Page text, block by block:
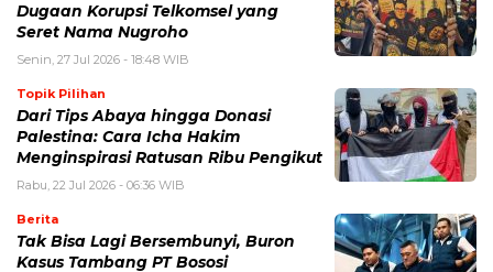
Dugaan Korupsi Telkomsel yang
Seret Nama Nugroho
Senin, 27 Jul 2026 - 18:48 WIB
Topik Pilihan
Dari Tips Abaya hingga Donasi
Palestina: Cara Icha Hakim
Menginspirasi Ratusan Ribu Pengikut
Rabu, 22 Jul 2026 - 06:36 WIB
Berita
Tak Bisa Lagi Bersembunyi, Buron
Kasus Tambang PT Bososi